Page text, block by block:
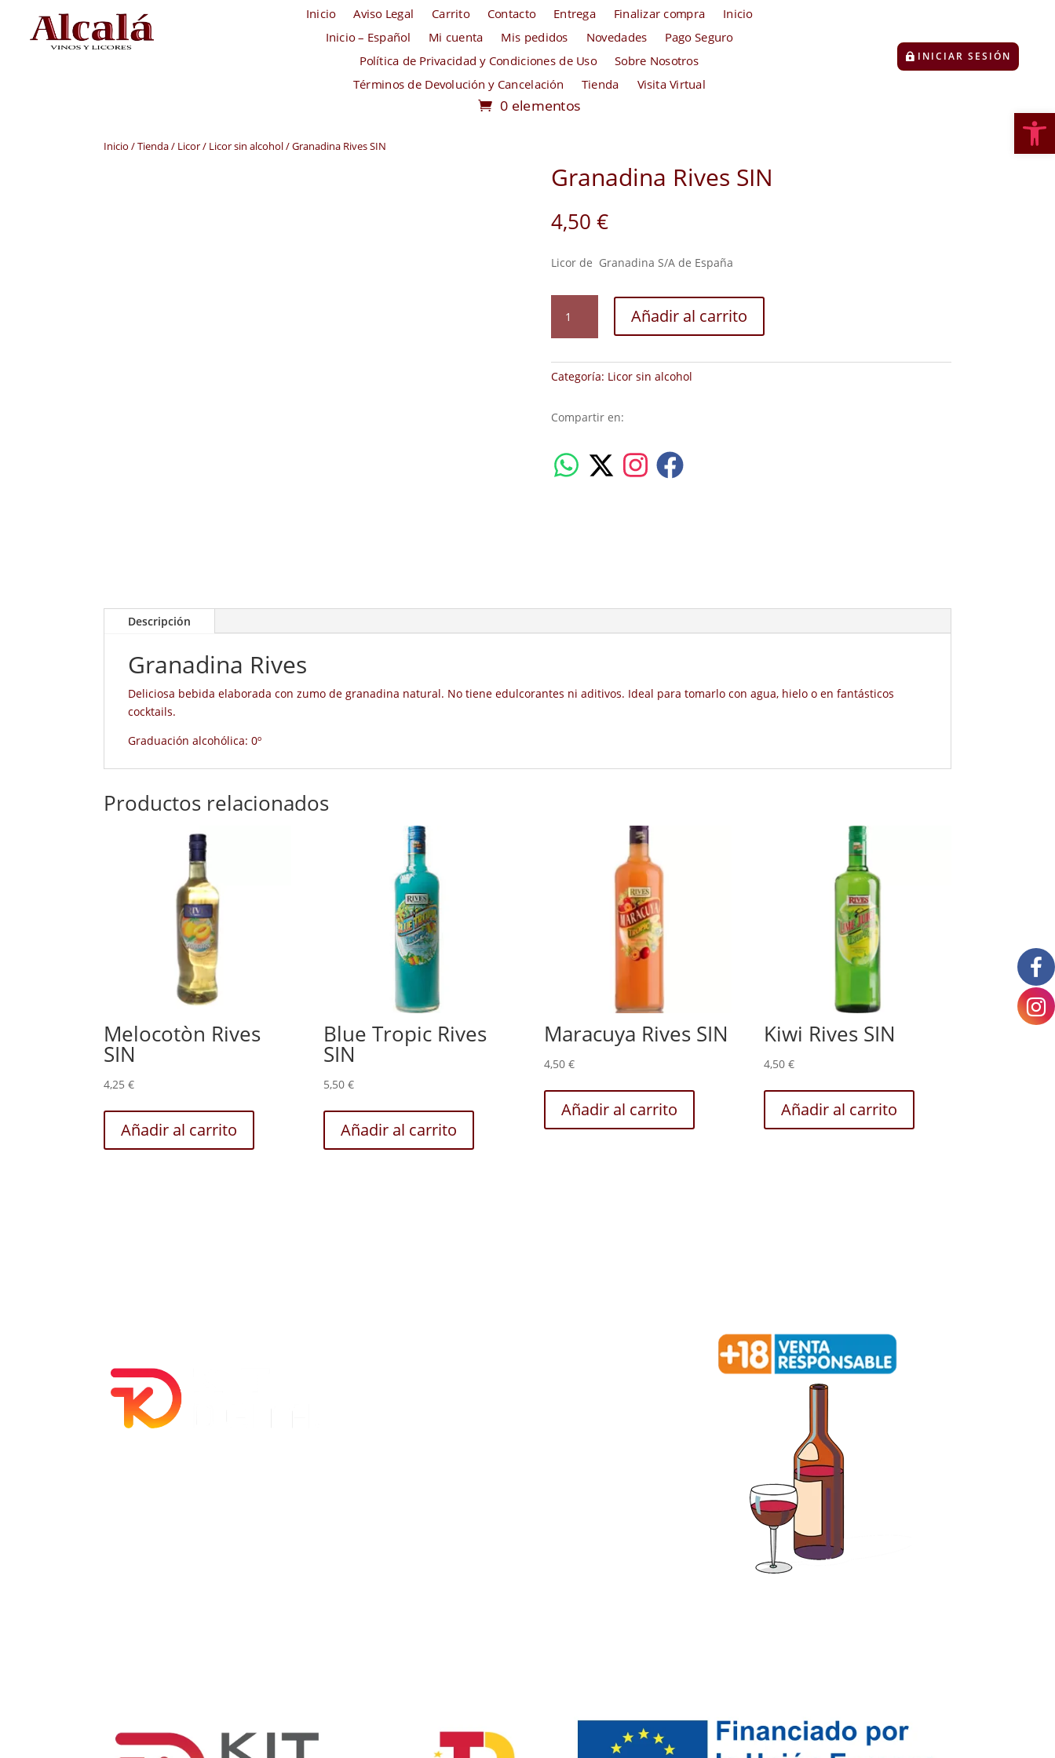
Inicio Aviso Legal Carrito Contacto Entrega Finalizar compra
Inicio
Inicio – Español
Mi cuenta Mis pedidos Novedades
Pago Seguro
Política de Privacidad y Condiciones de Uso
Sobre Nosotros
Términos de Devolución y Cancelación
Tienda Visita Virtual
0 elementos
INICIAR SESIÓN
Inicio /Tienda/ Licor/ Licor sin alcohol/ Granadina Rives SIN
Granadina Rives SIN
4,50 €
Licor de Granadina S/A de España
Rives
SIN
Añadir al carrito
Categoría: Licor sin alcohol
Compartir en:
Descripción
Granadina Rives
Deliciosa bebida elaborada con zumo de granadina natural. No tiene edulcorantes ni aditivos. Ideal para tomarlo con agua, hielo o en fantásticos
cocktails.
Graduación alcohólica: 0º
Productos relacionados
Melocotòn Rives
SIN
4,25 €
Añadir al carrito
Blue Tropic Rives
SIN
5,50€
Añadir al carrito
Maracuya Rives SIN
4,50 €
Añadir al carrito
Kiwi Rives SIN
4,50 €
Añadir al carrito